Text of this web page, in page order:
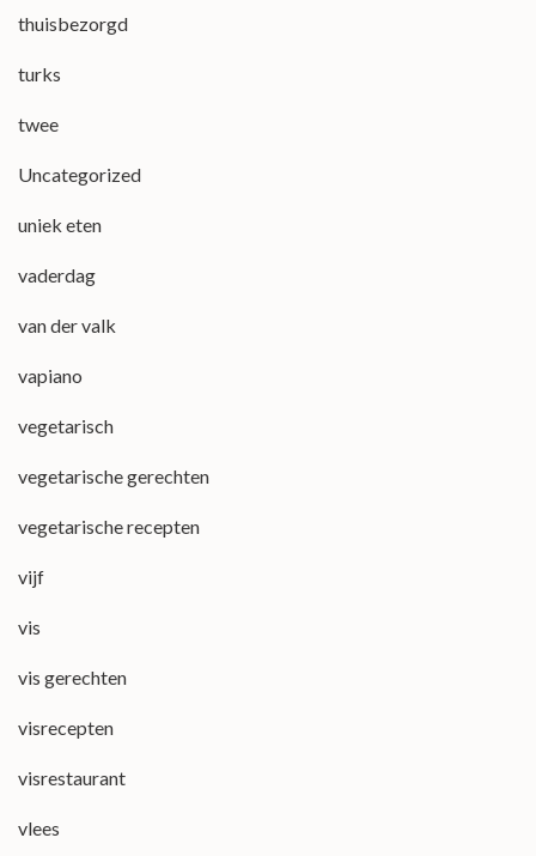
thuisbezorgd
turks
twee
Uncategorized
uniek eten
vaderdag
van der valk
vapiano
vegetarisch
vegetarische gerechten
vegetarische recepten
vijf
vis
vis gerechten
visrecepten
visrestaurant
vlees